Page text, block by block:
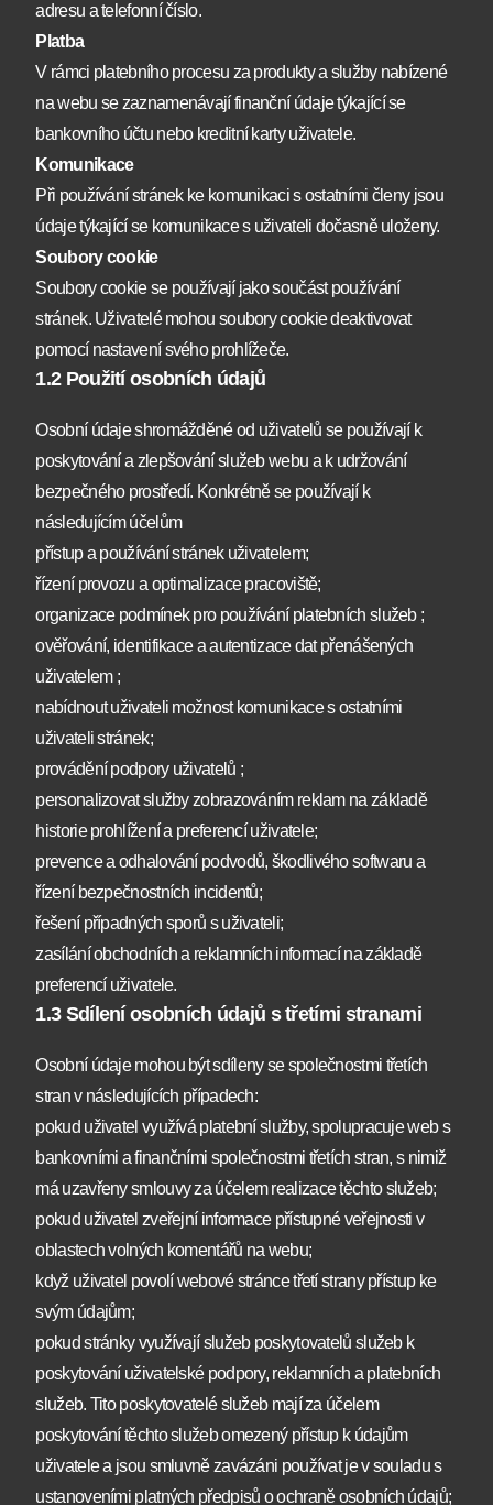
adresu a telefonní číslo.
Platba
V rámci platebního procesu za produkty a služby nabízené
na webu se zaznamenávají finanční údaje týkající se
bankovního účtu nebo kreditní karty uživatele.
Komunikace
Při používání stránek ke komunikaci s ostatními členy jsou
údaje týkající se komunikace s uživateli dočasně uloženy.
Soubory cookie
Soubory cookie se používají jako součást používání
stránek. Uživatelé mohou soubory cookie deaktivovat
pomocí nastavení svého prohlížeče.
1.2 Použití osobních údajů
Osobní údaje shromážděné od uživatelů se používají k
poskytování a zlepšování služeb webu a k udržování
bezpečného prostředí. Konkrétně se používají k
následujícím účelům
přístup a používání stránek uživatelem;
řízení provozu a optimalizace pracoviště;
organizace podmínek pro používání platebních služeb ;
ověřování, identifikace a autentizace dat přenášených
uživatelem ;
nabídnout uživateli možnost komunikace s ostatními
uživateli stránek;
provádění podpory uživatelů ;
personalizovat služby zobrazováním reklam na základě
historie prohlížení a preferencí uživatele;
prevence a odhalování podvodů, škodlivého softwaru a
řízení bezpečnostních incidentů;
řešení případných sporů s uživateli;
zasílání obchodních a reklamních informací na základě
preferencí uživatele.
1.3 Sdílení osobních údajů s třetími stranami
Osobní údaje mohou být sdíleny se společnostmi třetích
stran v následujících případech:
pokud uživatel využívá platební služby, spolupracuje web s
bankovními a finančními společnostmi třetích stran, s nimiž
má uzavřeny smlouvy za účelem realizace těchto služeb;
pokud uživatel zveřejní informace přístupné veřejnosti v
oblastech volných komentářů na webu;
když uživatel povolí webové stránce třetí strany přístup ke
svým údajům;
pokud stránky využívají služeb poskytovatelů služeb k
poskytování uživatelské podpory, reklamních a platebních
služeb. Tito poskytovatelé služeb mají za účelem
poskytování těchto služeb omezený přístup k údajům
uživatele a jsou smluvně zavázáni používat je v souladu s
ustanoveními platných předpisů o ochraně osobních údajů;